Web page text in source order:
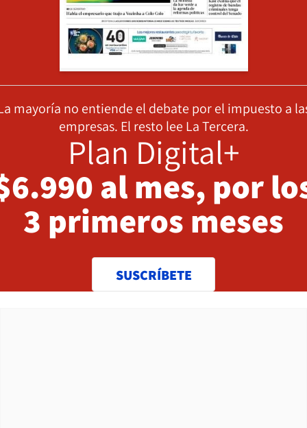
mayoría no entiende el debate por el impuesto a
empresas. El resto lee La Tercera.
Plan Digital+
al mes, por
3 primeros meses
SUSCRÍBETE